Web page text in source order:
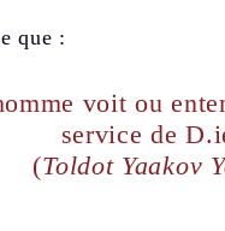
que :
voit ou
service de
(Toldot Yaakov